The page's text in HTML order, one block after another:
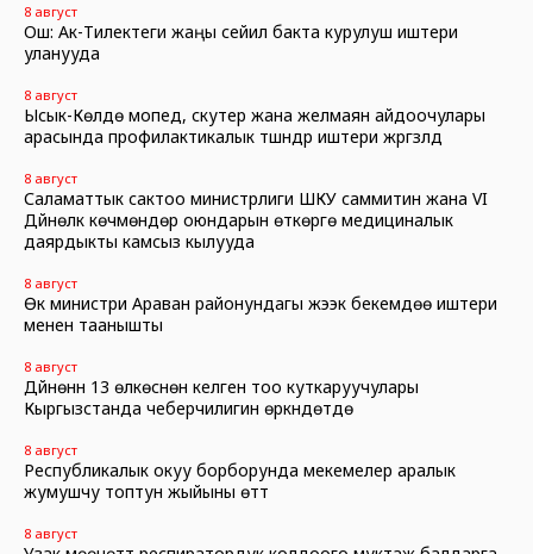
8 август
Ош: Ак-Тилектеги жаңы сейил бакта курулуш иштери
уланууда
8 август
Ысык-Көлдө мопед, скутер жана желмаян айдоочулары
арасында профилактикалык түшүндүрүү иштери жүргүзүлдү
8 август
Саламаттык сактоо министрлиги ШКУ саммитин жана VI
Дүйнөлүк көчмөндөр оюндарын өткөрүүгө медициналык
даярдыкты камсыз кылууда
8 август
Өк министри Араван районундагы жээк бекемдөө иштери
менен таанышты
8 август
Дүйнөнүн 13 өлкөсүнөн келген тоо куткаруучулары
Кыргызстанда чеберчилигин өркүндөтүүдө
8 август
Республикалык окуу борборунда мекемелер аралык
жумушчу топтун жыйыны өттү
8 август